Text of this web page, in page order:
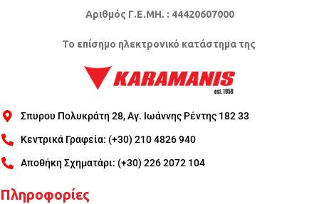
Αριθμός Γ.Ε.ΜΗ. : 44420607000
Το επίσημο ηλεκτρονικό κατάστημα της
Σπυρου Πολυκράτη 28, Αγ. Ιωάννης Ρέντης 182 33
Κεντρικά Γραφεία: (+30) 210 4826 940
Αποθήκη Σχηματάρι: (+30) 226 2072 104
Πληροφορίες